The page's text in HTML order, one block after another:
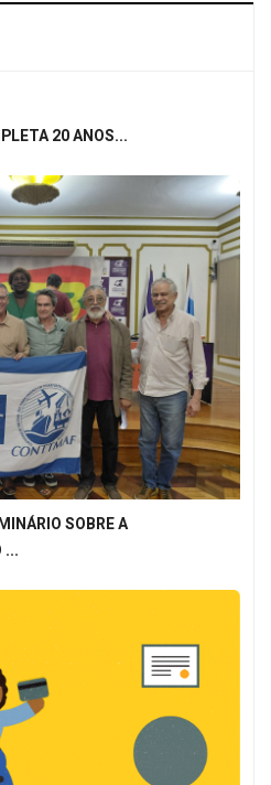
20 ANOS...
SOBRE A
...